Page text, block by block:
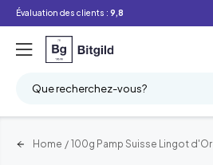
Évaluation des clients : 9,8
Que recherchez-vous?
Home / 100g Pamp Suisse Lingot d'Or